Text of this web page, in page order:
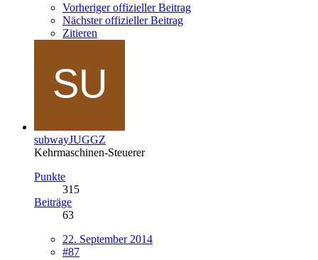
Vorheriger offizieller Beitrag
Nächster offizieller Beitrag
Zitieren
subwayJUGGZ
Kehrmaschinen-Steuerer
Punkte
315
Beiträge
63
22. September 2014
#87